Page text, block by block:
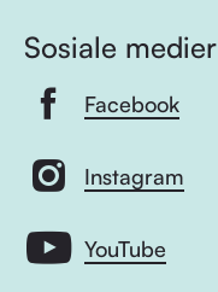
Sosiale medier
Facebook
Instagram
YouTube